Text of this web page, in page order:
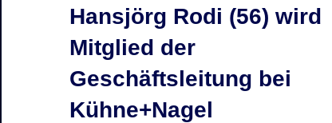
Hansjörg Rodi (56) wird
Mitglied der
Geschäftsleitung bei
Kühne+Nagel